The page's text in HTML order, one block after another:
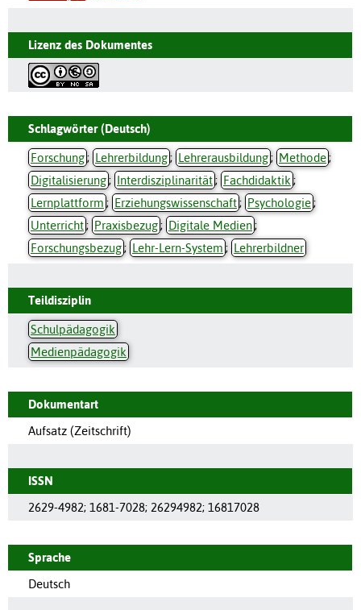
Lizenz des Dokumentes
Schlagwörter (Deutsch)
Forschung; Lehrerbildung; Lehrerausbildung; Methode;
Digitalisierung; Interdisziplinarität; Fachdidaktik ;
Lernplattform ; Erziehungswissenschaft; Psychologie;
Unterricht; Praxisbezug; Digitale Medien;
Forschungsbezug; Lehr-Lern-System ; Lehrerbildner
Teildisziplin
Schulpädagogik
Medienpädagogik
Dokumentart
Aufsatz (Zeitschrift)
ISSN
2629-4982; 1681-7028; 26294982; 16817028
Sprache
Deutsch